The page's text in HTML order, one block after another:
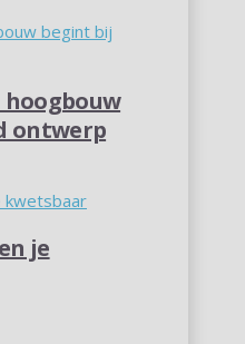
ontwerp
je